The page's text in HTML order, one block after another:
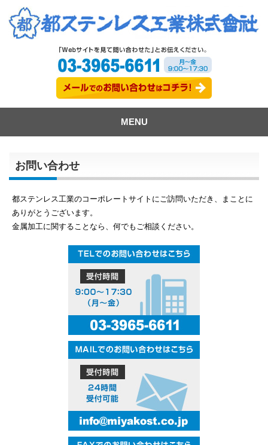
MENU
お問い合わせ
都ステンレス工業のコーポレートサイトにご訪問いただき、まことに
ありがとうございます。
金属加工に関することなら、何でもご相談ください。